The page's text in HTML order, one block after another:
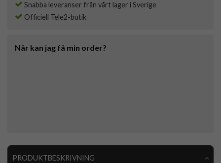
Snabba leveranser från vårt lager i Sverige
Officiell Tele2-butik
När kan jag få min order?
PRODUKTBESKRIVNING